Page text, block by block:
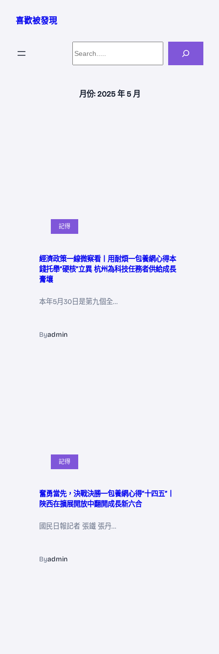
喜歡被發現
月份: 2025 年 5 月
記得
經濟政策一線微察看丨用耐煩一包養網心得本
錢托舉“硬核”立異 杭州為科技任務者供給成長
膏壤
本年5月30日是第九個全…
Byadmin
記得
奮勇當先，決戰決勝一包養網心得“十四五”丨
陜西在擴展開放中翻開成長新六合
國民日報記者 張鐵 張丹…
Byadmin